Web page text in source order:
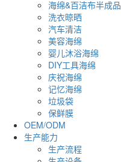
海绵&百洁布半成品
洗衣晾晒
汽车清洁
美容海绵
婴儿沐浴海绵
DIY工具海绵
庆祝海绵
记忆海绵
垃圾袋
保鲜膜
OEM/ODM
生产能力
生产流程